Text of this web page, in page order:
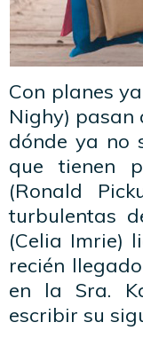
Con planes
Nighy)
dónde ya no
que tienen
(Ronald
turbulentas
(Celia Imrie)
recién
en la Sra.
escribir su